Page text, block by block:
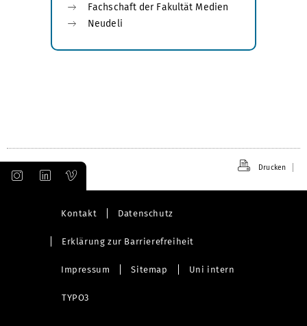
Fachschaft der Fakultät Medien
Neudeli
Drucken
Kontakt Datenschutz
Erklärung zur Barrierefreiheit
Impressum Sitemap Uni intern
TYPO3